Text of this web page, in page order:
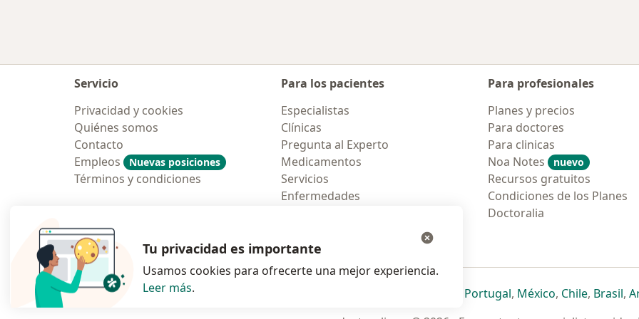
Servicio
Privacidad y cookies
Quiénes somos
Contacto
Empleos
Nuevas posiciones
Términos y condiciones
Para los pacientes
Especialistas
Clínicas
Pregunta al Experto
Medicamentos
Servicios
Enfermedades
Para profesionales
Planes y precios
Para doctores
Para clinicas
Noa Notes
nuevo
Recursos gratuitos
Condiciones de los Planes
Doctoralia
Polska se abre en una nueva pestaña
se abre en una nueva pestaña
se abre en una nueva pestaña
se abre en una nueva pestaña
Portugalse abre en una nueva
, Méxicose abre en una
, Chilese abre
, Brasilse
,
Tu privacidad es importante
Usamos cookies para ofrecerte una mejor experiencia.
Leer más.